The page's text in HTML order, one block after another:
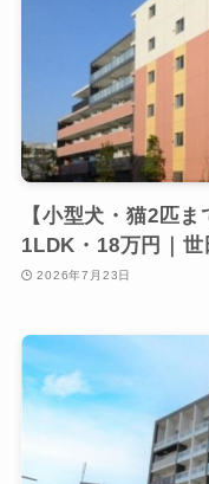
【小型犬・猫2匹
1LDK・18万円｜世
2026年7月23日